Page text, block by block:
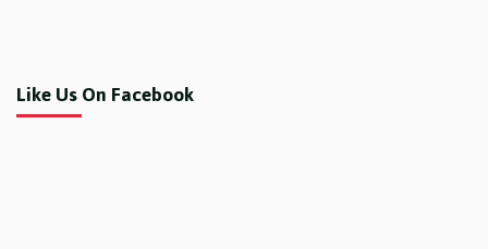
Like Us On Facebook